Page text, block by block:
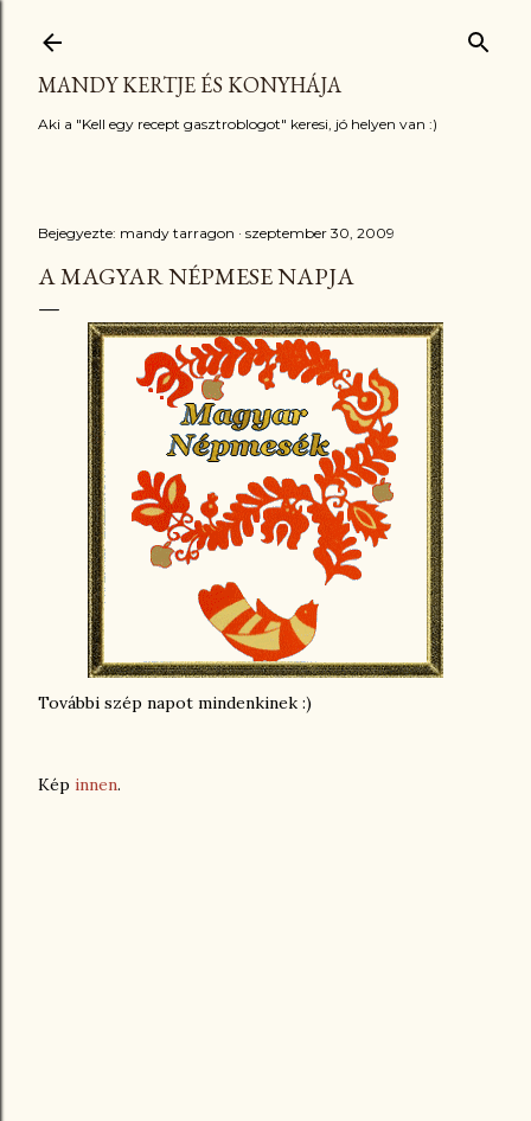
MANDY KERTJE ÉS KONYHÁJA
Aki a "Kell egy recept gasztroblogot" keresi, jó helyen van :)
Bejegyezte: mandy tarragon szeptember 30, 2009
A MAGYAR NÉPMESE NAPJA
További szép napot mindenkinek :)
Kép innen.